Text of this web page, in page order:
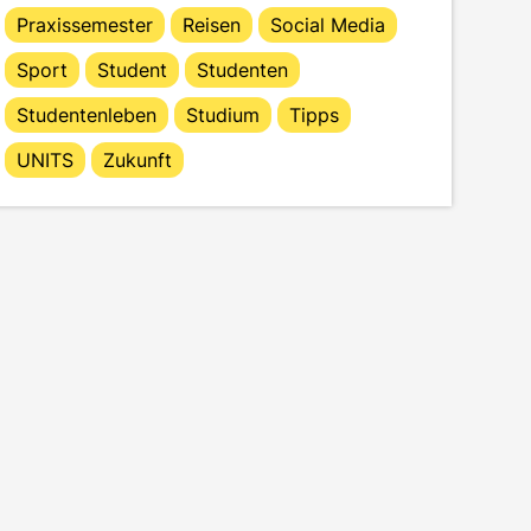
Praxissemester Reisen
Social Media
Sport
Student
Studenten
Studentenleben
Studium
Tipps
UNITS
Zukunft